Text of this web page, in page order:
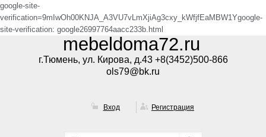
google-site-
verification=9mIwOh00KNJA_A3VU7vLmXjiAg3cxy_kWfjfEaMBW1Ygoogle-
site-verification: google26997764aacc233b.html
mebeldoma72.ru
г.Тюмень, ул. Кирова, д.43 +8(3452)500-866
ols79@bk.ru
Вход Регистрация